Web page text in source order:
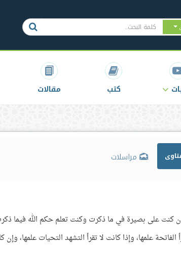
كتب مقالات
مراسلات
على بصيرة في ما ذكرت وكنت تعلم حكم الله فيما
علمها، وإذا كانت لا تقرأ التشهد التحيات علمها، وإن